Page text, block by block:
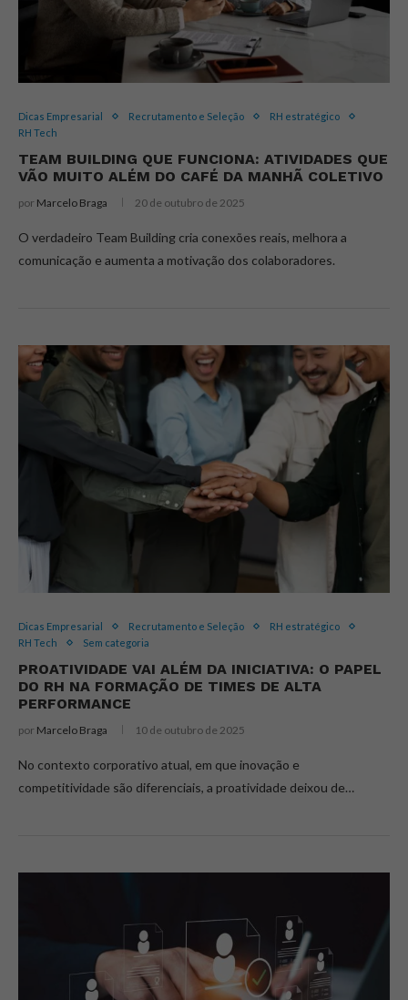
Dicas Empresarial Recrutamento e Seleção
RH estratégico
RH Tech
TEAM BUILDING QUE FUNCIONA: ATIVIDADES QUE
VÃO MUITO ALÉM DO CAFÉ DA MANHÃ COLETIVO
por Marcelo Braga 20 de outubro de 2025
O verdadeiro Team Building cria conexões reais, melhora a
comunicação e aumenta a motivação dos colaboradores.
Dicas Empresarial Recrutamento e Seleção
RH estratégico
RH Tech
Sem categoria
PROATIVIDADE VAI ALÉM DA INICIATIVA: O PAPEL
DO RH NA FORMAÇÃO DE TIMES DE ALTA
PERFORMANCE
por Marcelo Braga 10 de outubro de 2025
No contexto corporativo atual, em que inovação e
competitividade são diferenciais, a proatividade deixou de…